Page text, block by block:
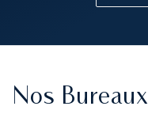
Nos Bureaux